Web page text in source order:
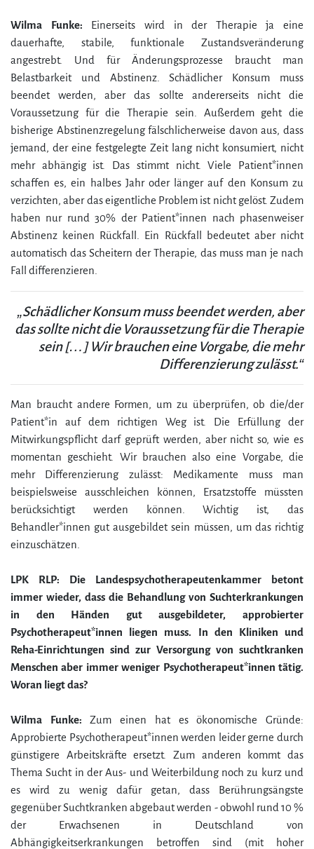
Wilma Funke:
Einerseits wird in der Therapie ja eine
dauerhafte, stabile, funktionale Zustandsveränderung
angestrebt. Und für Änderungsprozesse braucht man
Belastbarkeit und Abstinenz. Schädlicher Konsum muss
beendet werden, aber das sollte andererseits nicht die
Voraussetzung für die Therapie sein. Außerdem geht die
bisherige Abstinenzregelung fälschlicherweise davon aus, dass
jemand, der eine festgelegte Zeit lang nicht konsumiert, nicht
mehr abhängig ist. Das stimmt nicht. Viele Patient*innen
schaffen es, ein halbes Jahr oder länger auf den Konsum zu
verzichten, aber das eigentliche Problem ist nicht gelöst. Zudem
haben nur rund 30% der Patient*innen nach phasenweiser
Abstinenz keinen Rückfall. Ein Rückfall bedeutet aber nicht
automatisch das Scheitern der Therapie, das muss man je nach
Fall differenzieren.
„Schädlicher Konsum muss beendet werden, aber
das sollte nicht die Voraussetzung für die Therapie
sein […] Wir brauchen eine Vorgabe, die mehr
Differenzierung zulässt.“
Man braucht andere Formen, um zu überprüfen, ob die/der
Patient*in auf dem richtigen Weg ist. Die Erfüllung der
Mitwirkungspflicht darf geprüft werden, aber nicht so, wie es
momentan geschieht. Wir brauchen also eine Vorgabe, die
mehr Differenzierung zulässt: Medikamente muss man
beispielsweise ausschleichen können, Ersatzstoffe müssten
berücksichtigt werden können. Wichtig ist, das
Behandler*innen gut ausgebildet sein müssen, um das richtig
einzuschätzen.
LPK RLP: Die Landespsychotherapeutenkammer betont
immer wieder, dass die Behandlung von Suchterkrankungen
in den Händen gut ausgebildeter, approbierter
Psychotherapeut*innen liegen muss. In den Kliniken und
Reha-Einrichtungen sind zur Versorgung von suchtkranken
Menschen aber immer weniger Psychotherapeut*innen tätig.
Woran liegt das?
Wilma Funke: Zum einen hat es ökonomische Gründe:
Approbierte Psychotherapeut*innen werden leider gerne durch
günstigere Arbeitskräfte ersetzt. Zum anderen kommt das
Thema Sucht in der Aus- und Weiterbildung noch zu kurz und
es wird zu wenig dafür getan, dass Berührungsängste
gegenüber Suchtkranken abgebaut werden - obwohl rund 10 %
der Erwachsenen in Deutschland von
Abhängigkeitserkrankungen betroffen sind (mit hoher